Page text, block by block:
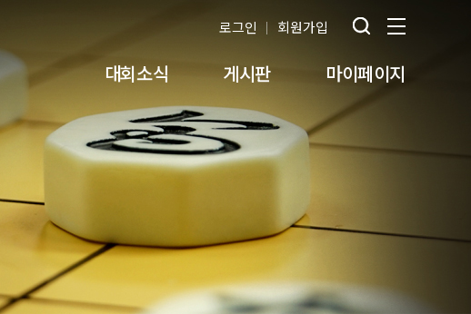
로그인 회원가입
대회소식 게시판 마이페이지